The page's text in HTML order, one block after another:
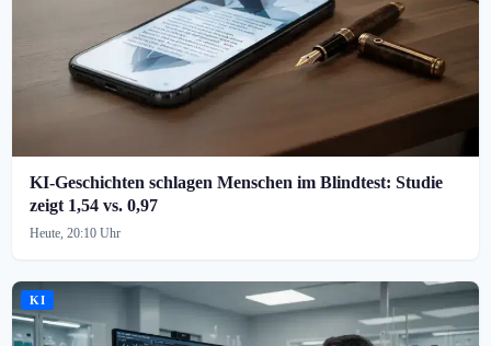
KI-Geschichten schlagen Menschen im Blindtest: Studie
zeigt 1,54 vs. 0,97
Heute, 20:10 Uhr
KI